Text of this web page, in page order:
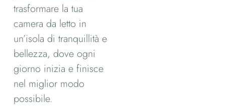
trasformare la tua
camera da letto in
un’isola di tranquillità e
bellezza, dove ogni
giorno inizia e finisce
nel miglior modo
possibile.